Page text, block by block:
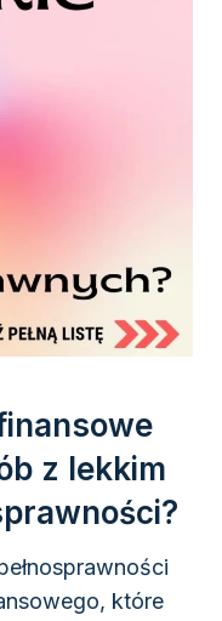
z lekkim
które